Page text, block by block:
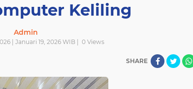
Keliling
Admin
| Januari 19, 2026 WIB | 0 Views
SHARE